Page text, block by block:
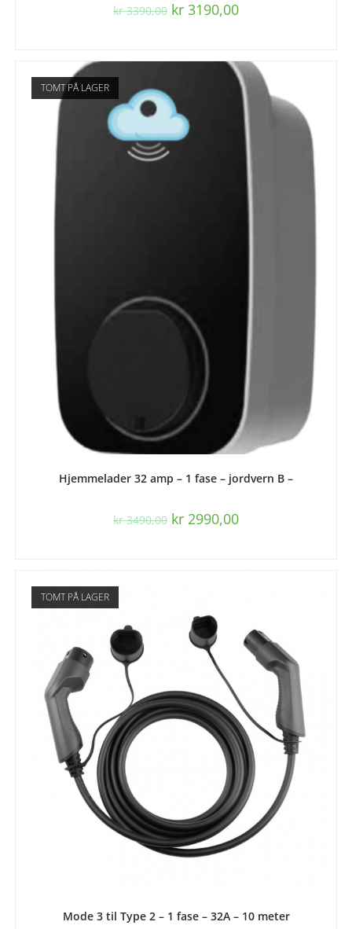
kr3390,00 kr 3190,00
TOMT PÅ LAGER
Hjemmelader 32 amp – 1 fase – jordvern B –
kr3490,00 kr 2990,00
TOMT PÅ LAGER
Mode 3 til Type 2 – 1 fase – 32A – 10 meter